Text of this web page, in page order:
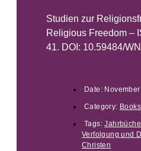
Studien zur
Religious Freedom –
41. DOI: 10.59484/
Date:
Category: Books
Tags:
Verfolgung und
Christen